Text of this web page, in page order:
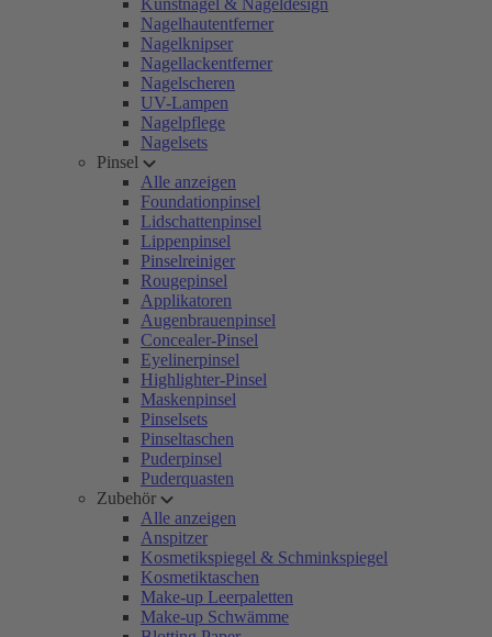
Kunstnägel & Nageldesign
Nagelhautentferner
Nagelknipser
Nagellackentferner
Nagelscheren
UV-Lampen
Nagelpflege
Nagelsets
Pinsel
Alle anzeigen
Foundationpinsel
Lidschattenpinsel
Lippenpinsel
Pinselreiniger
Rougepinsel
Applikatoren
Augenbrauenpinsel
Concealer-Pinsel
Eyelinerpinsel
Highlighter-Pinsel
Maskenpinsel
Pinselsets
Pinseltaschen
Puderpinsel
Puderquasten
Zubehör
Alle anzeigen
Anspitzer
Kosmetikspiegel & Schminkspiegel
Kosmetiktaschen
Make-up Leerpaletten
Make-up Schwämme